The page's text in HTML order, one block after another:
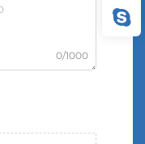
0/1000